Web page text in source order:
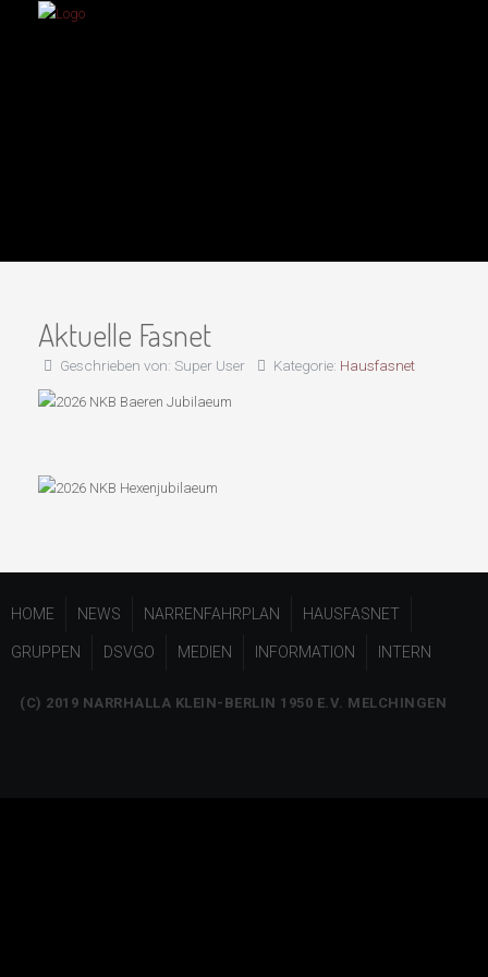
Aktuelle Fasnet
Geschrieben von: Super User Kategorie: Hausfasnet
HOME NEWS NARRENFAHRPLAN HAUSFASNET
GRUPPEN DSVGO MEDIEN INFORMATION INTERN
(C) 2019 NARRHALLA KLEIN-BERLIN 1950 E.V. MELCHINGEN